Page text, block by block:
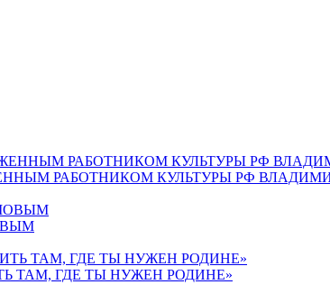
РАБОТНИКОМ КУЛЬТУРЫ РФ
ТАМ, ГДЕ ТЫ НУЖЕН РОДИНЕ»